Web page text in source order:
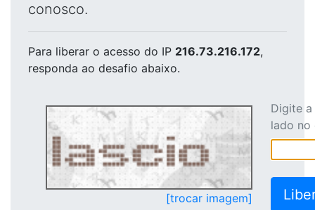
conosco.
Para liberar o acesso do IP 216.73.216.172,
responda ao desafio abaixo.
[trocar imagem]
Digite
lado no